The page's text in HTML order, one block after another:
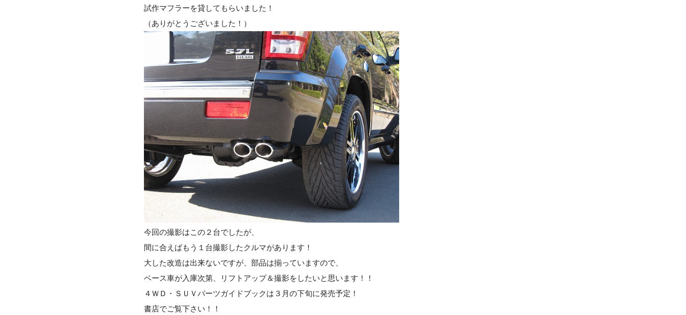
試作マフラーを貸してもらいました！
（ありがとうございました！）
今回の撮影はこの２台でしたが、
間に合えばもう１台撮影したクルマがあります！
大した改造は出来ないですが、部品は揃っていますので、
ベース車が入庫次第、リフトアップ＆撮影をしたいと思います！！
４ＷＤ・ＳＵＶパーツガイドブックは３月の下旬に発売予定！
書店でご覧下さい！！